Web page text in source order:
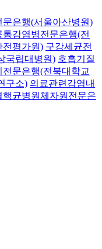
문은행(서울아산병원)
통감염병전문은행(전
전평가원) 구강세균전
국립대병원) 호흡기질
전문은행(전북대학교
구소) 의료관련감염내
핵균병원체자원전문은